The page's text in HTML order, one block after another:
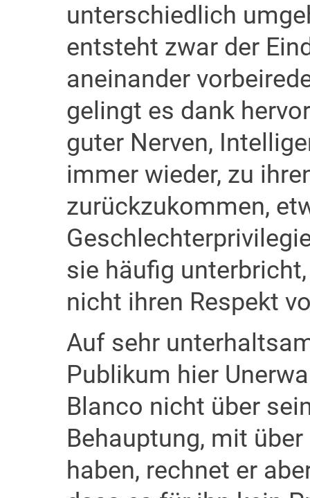
unterschiedlich
entsteht zwar der
aneinander
gelingt es dank
guter Nerven,
immer wieder, zu
zurückzukommen,
sie häufig
nicht ihren Respekt
Auf sehr
Publikum hier
Blanco nicht über
Behauptung, mit
haben, rechnet er